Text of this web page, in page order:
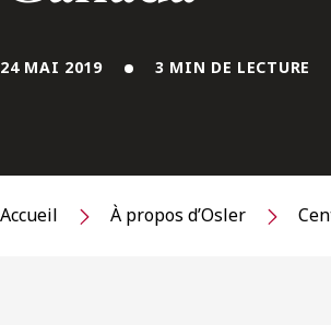
24 MAI 2019 3 MIN DE LECTURE
Accueil À propos d’Osler